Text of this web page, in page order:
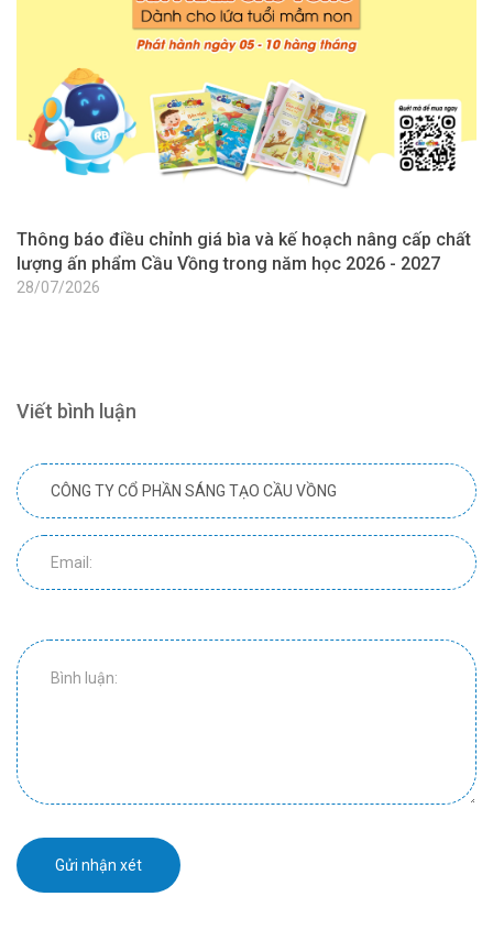
Thông báo điều chỉnh giá bìa và kế hoạch nâng cấp chất
lượng ấn phẩm Cầu Vồng trong năm học 2026 - 2027
28/07/2026
Viết bình luận
Gửi nhận xét